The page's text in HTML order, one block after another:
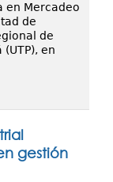
en Mercadeo
de
de
en
gestión